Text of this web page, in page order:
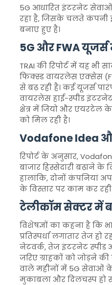
5G आधारित इंटरनेट सेवाओं
रहा है, जिसके चलते
बनाए हुए है।
5G और FWA
TRAI की रिपोर्ट में यह
फिक्स्ड वायरलेस एक्सेस
से बढ़ रही है। कई यूजर्स
वायरलेस हाई-स्पीड
क्षेत्र में जियो और एयरटेल के
को मिल रही है।
Vodafone Idea
रिपोर्ट के अनुसार,
बाजार हिस्सेदारी बढ़ाने के
हालांकि, दोनों कंपनियां
के विस्तार पर काम कर रही
टेलीकॉम सेक्टर में
विशेषज्ञों का कहना है कि
प्रतिस्पर्धा लगातार तेज हो
नेटवर्क, तेज इंटरनेट
जरिए ग्राहकों को जोड़ने
वाले महीनों में 5G सेवाओं
मुकाबला और दिलचस्प हो